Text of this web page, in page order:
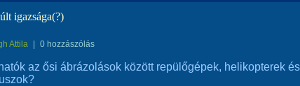
igazsága(?)
Attila 0 hozzászólás
az ősi ábrázolások között repülőgépek, helikopterek és